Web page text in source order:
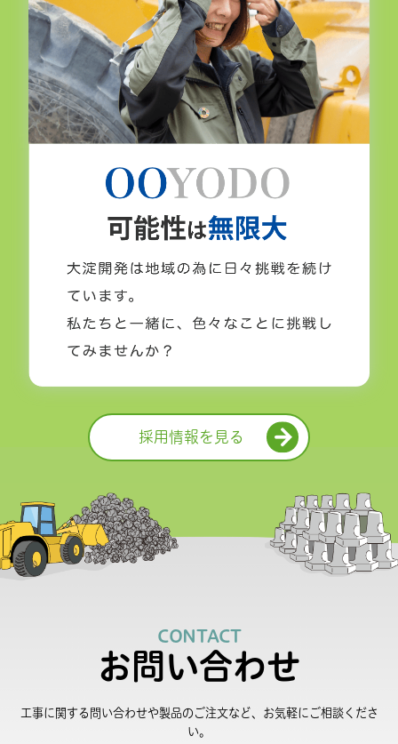
採用情報を見る
CONTACT
お問い合わせ
工事に関する問い合わせや製品のご注文など、お気軽にご相談くださ
い。